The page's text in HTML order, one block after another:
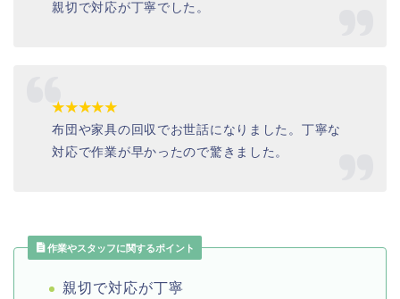
親切で対応が丁寧でした。
★★★★★
布団や家具の回収でお世話になりました。丁寧な
対応で作業が早かったので驚きました。
作業やスタッフに関するポイント
親切で対応が丁寧